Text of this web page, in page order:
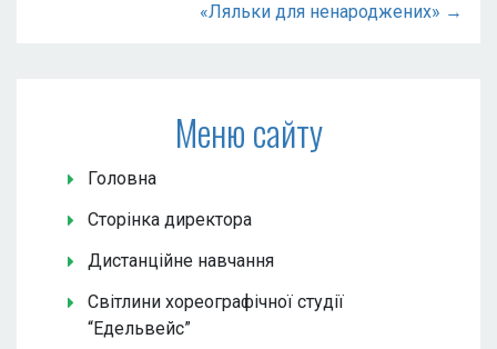
«Ляльки для ненароджених» →
Меню сайту
Головна
Сторінка директора
Дистанційне навчання
Світлини хореографічної студії
“Едельвейс”